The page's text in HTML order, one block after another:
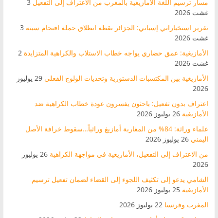
مسار ترسيم اللغة الأمازيغية بالمغرب من الاعتراف إلى التفعيل 3
غشت 2026
تقرير استخباراتي إسباني: الجزائر نقطة انطلاق حملة اقتحام سبتة 3
غشت 2026
الأمازيغية: عمق حضاري يواجه خطاب الاستلاب والكراهية المتزايدة 2
غشت 2026
الأمازيغية بين المكتسبات الدستورية وتحديات الولوج الفعلي
29 يوليوز
2026
اعتراف بدون تفعيل: باحثون يفسرون عودة خطاب الكراهية ضد
الأمازيغية 26 يوليوز 2026
علماء وراثة: 84% من المغاربة أمازيغ وراثياً…سقوط خرافة الأصل
اليمني 26 يوليوز 2026
من الاعتراف إلى التفعيل، الأمازيغية في مواجهة الكراهية
26 يوليوز
2026
الشامي يدعو إلى تكثيف اللجوء إلى القضاء لضمان تفعيل ترسيم
الأمازيغية 25 يوليوز 2026
المغرب وفرنسا 22 يوليوز 2026